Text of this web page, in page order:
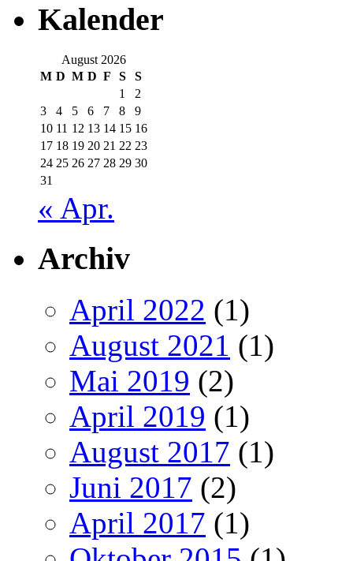
Kalender
August 2026
M D M D F S
S
1
2
3
4 5 6 7 8
9
10 11 12 13 14 15 16
17 18 19 20 21 22 23
24 25 26 27 28 29 30
31
« Apr.
Archiv
April 2022 (1)
August 2021 (1)
Mai 2019 (2)
April 2019 (1)
August 2017 (1)
Juni 2017 (2)
April 2017 (1)